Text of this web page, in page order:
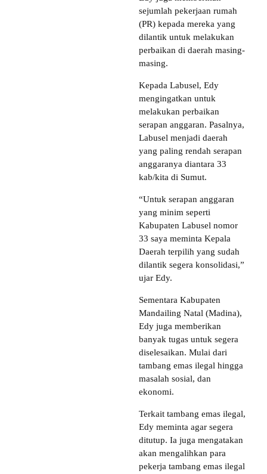
sejumlah pekerjaan rumah
(PR) kepada mereka yang
dilantik untuk melakukan
perbaikan di daerah masing-
masing.
Kepada Labusel, Edy
mengingatkan untuk
melakukan perbaikan
serapan anggaran. Pasalnya,
Labusel menjadi daerah
yang paling rendah serapan
anggaranya diantara 33
kab/kita di Sumut.
“Untuk serapan anggaran
yang minim seperti
Kabupaten Labusel nomor
33 saya meminta Kepala
Daerah terpilih yang sudah
dilantik segera konsolidasi,”
ujar Edy.
Sementara Kabupaten
Mandailing Natal (Madina),
Edy juga memberikan
banyak tugas untuk segera
diselesaikan. Mulai dari
tambang emas ilegal hingga
masalah sosial, dan
ekonomi.
Terkait tambang emas ilegal,
Edy meminta agar segera
ditutup. Ia juga mengatakan
akan mengalihkan para
pekerja tambang emas ilegal